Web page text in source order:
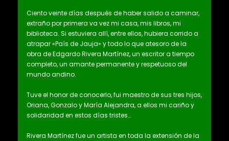
Ciento veinte días después de haber salido a caminar,
extraño por primera va vez mi casa, mis libros, mi
biblioteca. Si estuviera allí, entre ellos, hubiera corrido a
atrapar «País de Jauja» y todo lo que atesoro de la
obra de Edgardo Rivera Martínez, un escritor a tiempo
completo, un amante permanente y respetuoso del
mundo andino.
Tuve el honor de conocerlo, fui maestro de sus tres hijos,
Oriana, Gonzalo y María Alejandra, a ellos mi cariño y
solidaridad en estos días tristes…
Rivera Martínez fue un artista en toda la extensión de la